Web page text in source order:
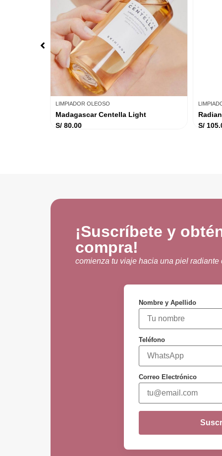
LIMPIADOR OLEOSO
Madagascar Centella Light
S/ 80.00
S/
¡Suscríbete y
compra!
comienza tu viaje hacia una piel radiante
Nombre y Apellido
Teléfono
Correo Electrónico